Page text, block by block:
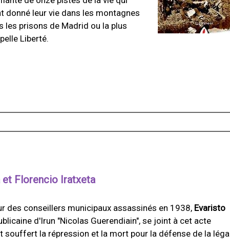
leur vie dans les montagnes
les prisons de Madrid ou la plus
Liberté.
et Florencio Iratxeta
des conseillers municipaux assassinés en 1938, Evaristo
d'Irun "Nicolas Guerendiain", se joint à cet acte
souffert la répression et la mort pour la défense de la